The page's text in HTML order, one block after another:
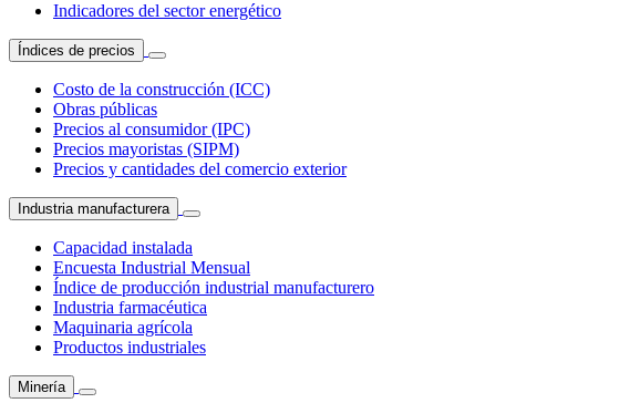
Indicadores del sector energético
Índices de precios
Costo de la construcción (ICC)
Obras públicas
Precios al consumidor (IPC)
Precios mayoristas (SIPM)
Precios y cantidades del comercio exterior
Industria manufacturera
Capacidad instalada
Encuesta Industrial Mensual
Índice de producción industrial manufacturero
Industria farmacéutica
Maquinaria agrícola
Productos industriales
Minería